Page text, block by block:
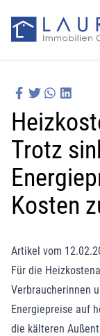
Trotz
Kosten
Artikel vom
Für die
Verbraucherinnen
Energiepreise auf
die kälteren